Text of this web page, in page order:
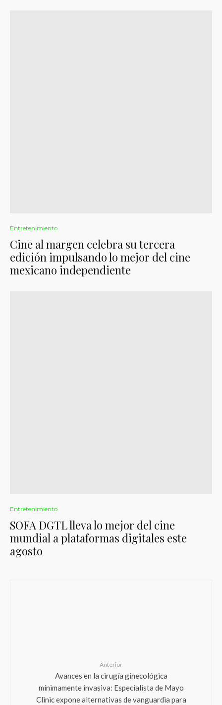
Entretenimiento
Cine al margen celebra su tercera
edición impulsando lo mejor del cine
mexicano independiente
Entretenimiento
SOFA DGTL lleva lo mejor del cine
mundial a plataformas digitales este
agosto
Anterior
Avances en la cirugía ginecológica
mínimamente invasiva: Especialista de Mayo
Clinic expone alternativas de vanguardia para